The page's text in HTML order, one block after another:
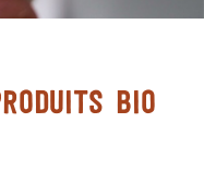
BIO